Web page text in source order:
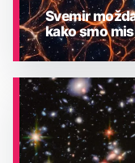
ASTRONOMIJA
Svemir
kako smo